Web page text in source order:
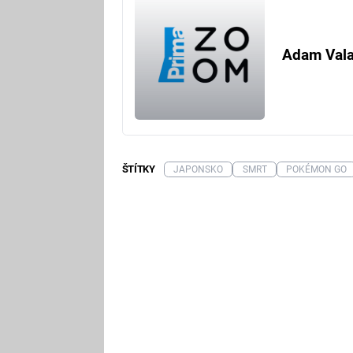
Adam
ŠTÍTKY JAPONSKO SMRT POKÉMON GO